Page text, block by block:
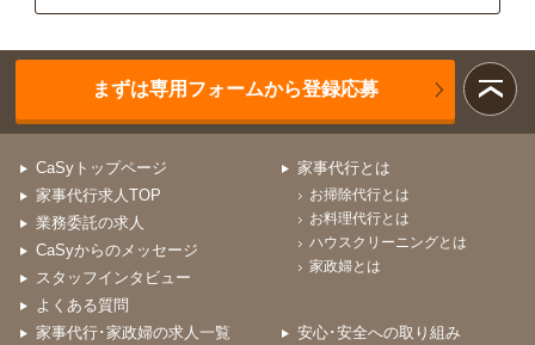
まずは専用フォームから登録応募
CaSyトップページ
家事代行求人TOP
業務委託の求人
CaSyからのメッセージ
スタッフインタビュー
よくある質問
家事代行とは
お掃除代行とは
お料理代行とは
ハウスクリーニングとは
家政婦とは
家事代行･家政婦の求人一覧 安心･安全への取り組み